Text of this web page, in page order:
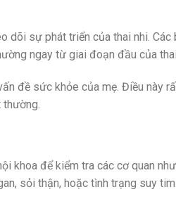
dõi sự phát triển của thai nhi. Các
ngay từ giai đoạn đầu của
đề sức khỏe của mẹ. Điều này
khoa để kiểm tra các cơ quan
sỏi thận, hoặc tình trạng suy tim.